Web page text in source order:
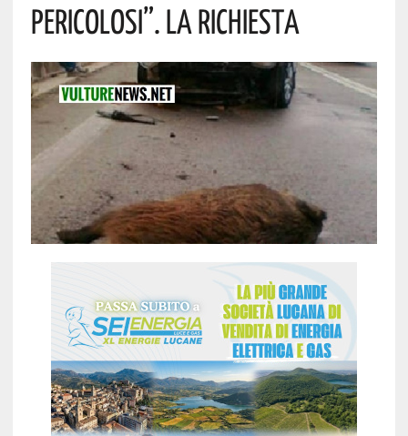
Pericolosi”. La Richiesta